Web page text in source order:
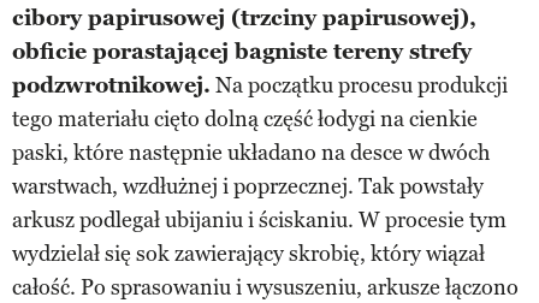
cibory papirusowej (trzciny papirusowej),
obficie porastającej bagniste tereny strefy
podzwrotnikowej. Na początku procesu produkcji
tego materiału cięto dolną część łodygi na cienkie
paski, które następnie układano na desce w dwóch
warstwach, wzdłużnej i poprzecznej. Tak powstały
arkusz podlegał ubijaniu i ściskaniu. W procesie tym
wydzielał się sok zawierający skrobię, który wiązał
całość. Po sprasowaniu i wysuszeniu, arkusze łączono